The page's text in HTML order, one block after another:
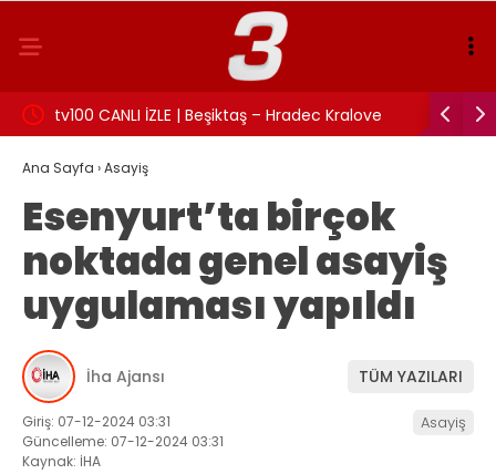
tv100 CANLI İZLE | Beşiktaş – Hradec Kralove
maçı canlı izle!
İzmit
Ana Sayfa ›Asayiş
Esenyurt’ta birçok
noktada genel asayiş
uygulaması yapıldı
İha Ajansı TÜM YAZILARI
Giriş: 07-12-2024 03:31
Güncelleme: 07-12-2024 03:31
Kaynak: İHA
Asayiş